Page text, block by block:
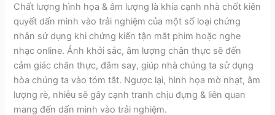
Chất lượng hình họa & âm lượng là khía cạnh nhà chốt kiên
quyết dấn mình vào trải nghiệm của một số loại chứng
nhân sử dụng khi chứng kiến tận mắt phim hoặc nghe
nhạc online. Ảnh khởi sắc, âm lượng chân thực sẽ đến
cảm giác chân thực, đắm say, giúp nhà chúng ta sử dụng
hòa chúng ta vào tóm tắt. Ngược lại, hình họa mờ nhạt, âm
lượng rè, nhiễu sẽ gây cạnh tranh chịu đựng & liên quan
mang đến dấn mình vào trải nghiệm.